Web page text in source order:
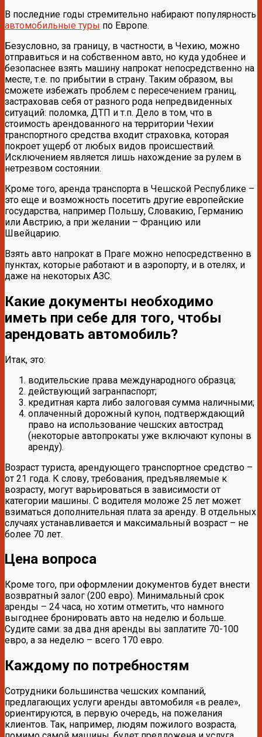
В последние годы стремительно набирают популярность
автомобильные туры по Европе.
Безусловно, за границу, в частности, в Чехию, можно
отправиться и на собственном авто, но куда удобнее и
безопаснее взять машину напрокат непосредственно на
месте, т.е. по прибытии в страну. Таким образом, вы
сможете избежать проблем с пересечением границ,
застраховав себя от разного рода непредвиденных
ситуаций: поломка, ДТП и т.п. Дело в том, что в
стоимость арендованного на территории Чехии
транспортного средства входит страховка, которая
покроет ущерб от любых видов происшествий.
Исключением является лишь нахождение за рулем в
нетрезвом состоянии.
Кроме того, аренда транспорта в Чешской Республике –
это еще и возможность посетить другие европейские
государства, например Польшу, Словакию, Германию
или Австрию, а при желании – Францию или
Швейцарию.
Взять авто напрокат в Праге можно непосредственно в
пунктах, которые работают и в аэропорту, и в отелях, и
даже на некоторых АЗС.
Какие документы необходимо
иметь при себе для того, чтобы
арендовать автомобиль?
Итак, это:
водительские права международного образца;
действующий загранпаспорт;
кредитная карта либо залоговая сумма наличными;
оплаченный дорожный купон, подтверждающий
право на использование чешских автострад
(некоторые автопрокаты уже включают купоны в
аренду).
Возраст туриста, арендующего транспортное средство –
от 21 года. К слову, требования, предъявляемые к
возрасту, могут варьироваться в зависимости от
категории машины. С водителя моложе 25 лет может
взиматься дополнительная плата за аренду. В отдельных
случаях устанавливается и максимальный возраст – не
более 70 лет.
Цена вопроса
Кроме того, при оформлении документов будет внести
возвратный залог (200 евро). Минимальный срок
аренды – 24 часа, но хотим отметить, что намного
выгоднее бронировать авто на неделю и больше.
Судите сами: за два дня аренды вы заплатите 70-100
евро, а за неделю – всего 170 евро.
Каждому по потребностям
Сотрудники большинства чешских компаний,
предлагающих услуги аренды автомобиля «в реале»,
ориентируются, в первую очередь, на пожелания
клиентов. Так, например, людям пожилого возраста,